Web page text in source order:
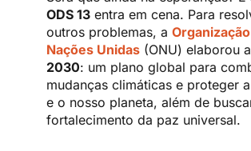
ODS 13 entra em cena. Para
outros problemas, a
Nações Unidas (ONU) elaborou
2030: um plano global para
mudanças climáticas e proteger
e o nosso planeta, além de
fortalecimento da paz universal.